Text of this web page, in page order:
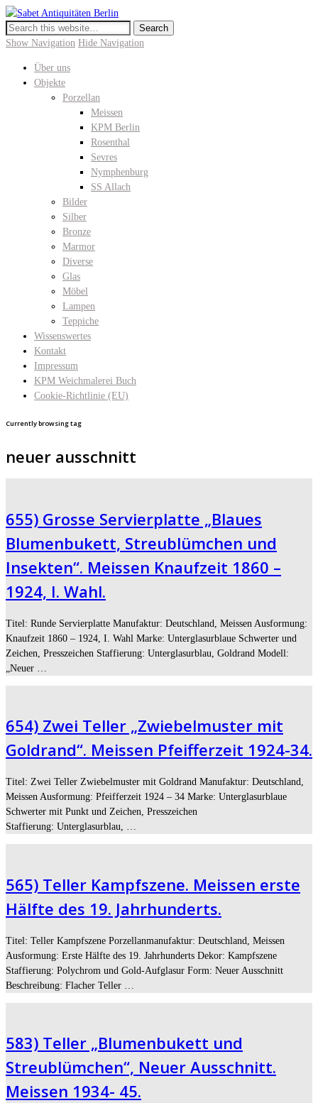
Meissen, KPM Porzellan, Perser- und Chinateppiche I Hochwertige
Antiquitäten in der Keitstrasse 10
Show Navigation Hide Navigation
Über uns
Objekte
Porzellan
Meissen
KPM Berlin
Rosenthal
Sevres
Nymphenburg
SS Allach
Bilder
Silber
Bronze
Marmor
Diverse
Glas
Möbel
Lampen
Teppiche
Wissenswertes
Kontakt
Impressum
KPM Weichmalerei Buch
Cookie-Richtlinie (EU)
Currently browsing tag
neuer ausschnitt
655) Grosse Servierplatte „Blaues
Blumenbukett, Streublümchen und
Insekten“. Meissen Knaufzeit 1860 –
1924, I. Wahl.
Titel: Runde Servierplatte Manufaktur: Deutschland, Meissen Ausformung:
Knaufzeit 1860 – 1924, I. Wahl Marke: Unterglasurblaue Schwerter und
Zeichen, Presszeichen Staffierung: Unterglasurblau, Goldrand Modell:
„Neuer …
654) Zwei Teller „Zwiebelmuster mit
Goldrand“. Meissen Pfeifferzeit 1924-34.
Titel: Zwei Teller Zwiebelmuster mit Goldrand Manufaktur: Deutschland,
Meissen Ausformung: Pfeifferzeit 1924 – 34 Marke: Unterglasurblaue
Schwerter mit Punkt und Zeichen, Presszeichen
Staffierung: Unterglasurblau, …
565) Teller Kampfszene. Meissen erste
Hälfte des 19. Jahrhunderts.
Titel: Teller Kampfszene Porzellanmanufaktur: Deutschland, Meissen
Ausformung: Erste Hälfte des 19. Jahrhunderts Dekor: Kampfszene
Staffierung: Polychrom und Gold-Aufglasur Form: Neuer Ausschnitt
Beschreibung: Flacher Teller …
583) Teller „Blumenbukett und
Streublümchen“, Neuer Ausschnitt.
Meissen 1934- 45.